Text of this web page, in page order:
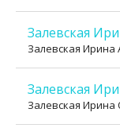
Залевская
Залевская
Залевская
Залевская